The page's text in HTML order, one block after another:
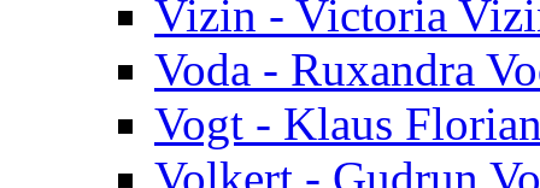
Vizin - Victoria
Voda - Ruxandra
Vogt - Klaus